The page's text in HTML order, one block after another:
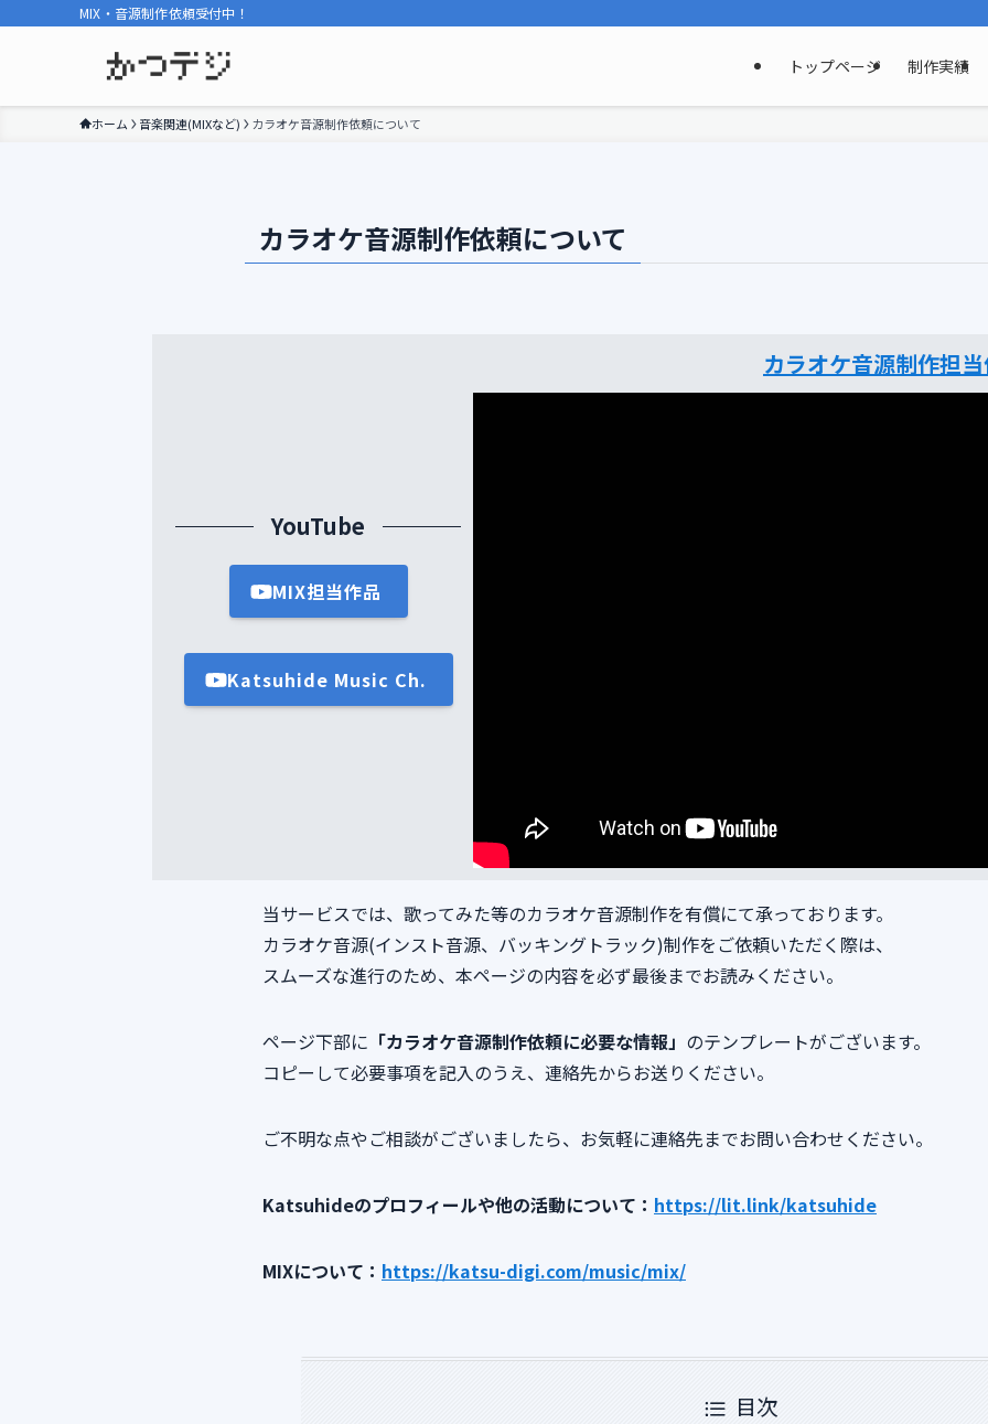
MIX・音源制作依頼受付中！
トップページ 制作実績
ホーム 音楽関連(MIXなど) カラオケ音源制作依頼について
カラオケ音源制作依頼について
カラオケ音源制作担
YouTube
MIX担当作品
Katsuhide Music Ch.
当サービスでは、歌ってみた等のカラオケ音源制作を有償にて承っております。
カラオケ音源(インスト音源、バッキングトラック)制作をご依頼いただく際は、
スムーズな進行のため、本ページの内容を必ず最後までお読みください。
ページ下部に 「カラオケ音源制作依頼に必要な情報」 のテンプレートがございます。
コピーして必要事項を記入のうえ、連絡先からお送りください。
ご不明な点やご相談がございましたら、お気軽に連絡先までお問い合わせください。
Katsuhideのプロフィールや他の活動について： https://lit.link/katsuhide
MIXについて： https://katsu-digi.com/music/mix/
目次